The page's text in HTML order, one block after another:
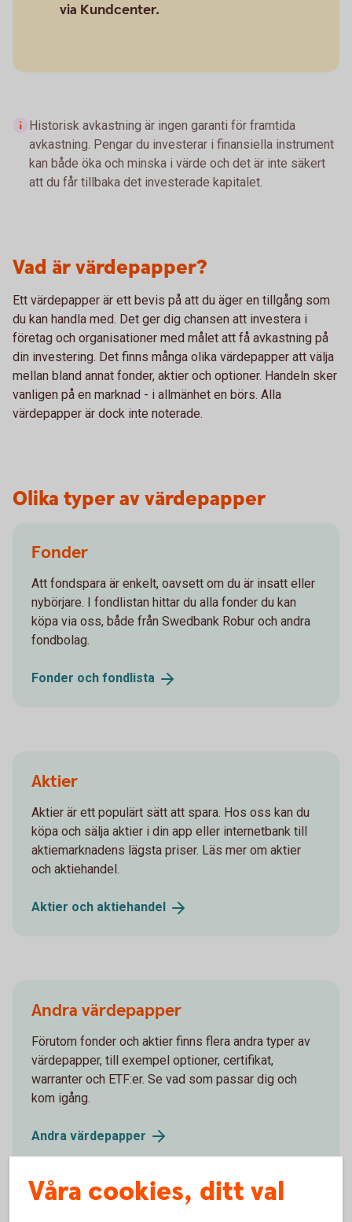
via Kundcenter.
Historisk avkastning är ingen garanti för framtida
avkastning. Pengar du investerar i finansiella instrument
kan både öka och minska i värde och det är inte säkert
att du får tillbaka det investerade kapitalet.
Vad är värdepapper?
Ett värdepapper är ett bevis på att du äger en tillgång som
du kan handla med. Det ger dig chansen att investera i
företag och organisationer med målet att få avkastning på
din investering. Det finns många olika värdepapper att välja
mellan bland annat fonder, aktier och optioner. Handeln sker
vanligen på en marknad - i allmänhet en börs. Alla
värdepapper är dock inte noterade.
Olika typer av värdepapper
Fonder
Att fondspara är enkelt, oavsett om du är insatt eller
nybörjare. I fondlistan hittar du alla fonder du kan
köpa via oss, både från Swedbank Robur och andra
fondbolag.
Fonder och fondlista
Aktier
Aktier är ett populärt sätt att spara. Hos oss kan du
köpa och sälja aktier i din app eller internetbank till
aktiemarknadens lägsta priser. Läs mer om aktier
och aktiehandel.
Aktier och aktiehandel
Andra värdepapper
Förutom fonder och aktier finns flera andra typer av
värdepapper, till exempel optioner, certifikat,
warranter och ETF:er. Se vad som passar dig och
kom igång.
Andra värdepapper
Våra cookies, ditt val